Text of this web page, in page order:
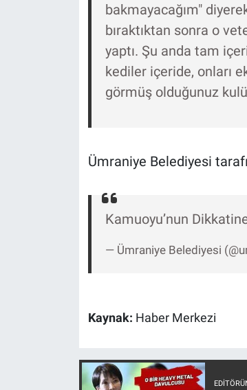
bakmayacağım"
bıraktıktan sonra o
yaptı. Şu anda tam
kediler içeride, onları
görmüş olduğunuz
Ümraniye Belediyesi
Kamuoyu’nun
— Ümraniye Belediyesi
Kaynak: Haber Merkezi